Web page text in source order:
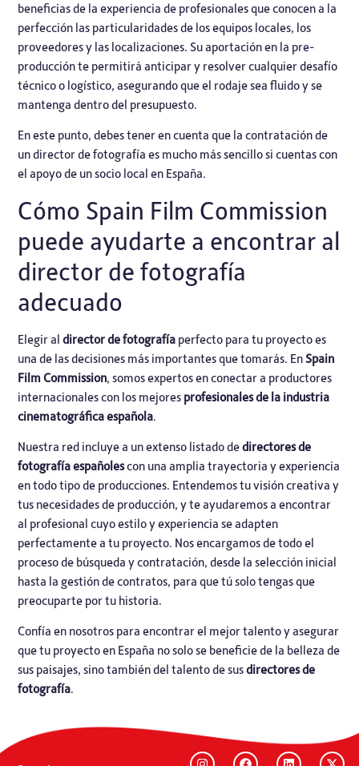
beneficias de la experiencia de profesionales que conocen a la
perfección las particularidades de los equipos locales, los
proveedores y las localizaciones. Su aportación en la pre-
producción te permitirá anticipar y resolver cualquier desafío
técnico o logístico, asegurando que el rodaje sea fluido y se
mantenga dentro del presupuesto.
En este punto, debes tener en cuenta que la contratación de
un director de fotografía es mucho más sencillo si cuentas con
el apoyo de un socio local en España.
Cómo Spain Film Commission
puede ayudarte a encontrar al
director de fotografía
adecuado
Elegir aldirector de fotografía perfecto para tu proyecto es
una de las decisiones más importantes que tomarás. EnSpain
Film Commission, somos expertos en conectar a productores
internacionales con los mejores profesionales de la industria
cinematográfica española.
Nuestra red incluye a un extenso listado dedirectores de
fotografía españolescon una amplia trayectoria y experiencia
en todo tipo de producciones. Entendemos tu visión creativa y
tus necesidades de producción, y te ayudaremos a encontrar
al profesional cuyo estilo y experiencia se adapten
perfectamente a tu proyecto. Nos encargamos de todo el
proceso de búsqueda y contratación, desde la selección inicial
hasta la gestión de contratos, para que tú solo tengas que
preocuparte por tu historia.
Confía en nosotros para encontrar el mejor talento y asegurar
que tu proyecto en España no solo se beneficie de la belleza de
sus paisajes, sino también del talento de susdirectores de
fotografía.